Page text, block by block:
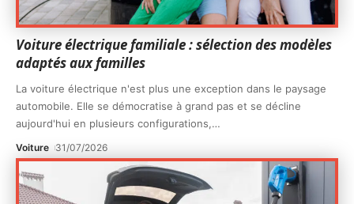
Voiture électrique familiale : sélection des modèles
adaptés aux familles
La voiture électrique n'est plus une exception dans le paysage
automobile. Elle se démocratise à grand pas et se décline
aujourd'hui en plusieurs configurations,…
Voiture 31/07/2026